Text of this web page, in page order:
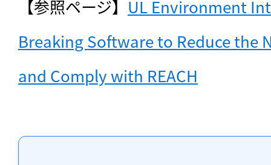
【参照ページ】 UL Environment
Breaking Software to Reduce the
and Comply with REACH